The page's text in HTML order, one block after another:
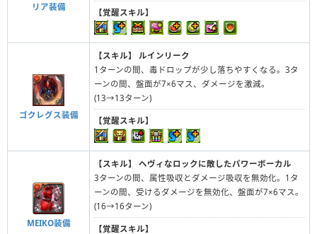
リア装備
【覚醒スキル】
ゴクレグス装備
【スキル】
ルインリーク
1ターンの間、毒ドロップが少し落ちやすくなる。3タ
ーンの間、盤面が7×6マス、ダメージを激減。
(13→13ターン)
【覚醒スキル】
MEIKO装備
【スキル】
ヘヴィなロックに敵したパワーボーカル
3ターンの間、属性吸収とダメージ吸収を無効化。1タ
ーンの間、受けるダメージを無効化、盤面が7×6マス。
(16→16ターン)
【覚醒スキル】